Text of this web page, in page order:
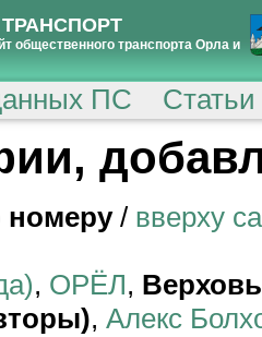
общественного транспорта Орла и
ПС
номеру/ вверху
, ОРЁЛ,
, Алекс